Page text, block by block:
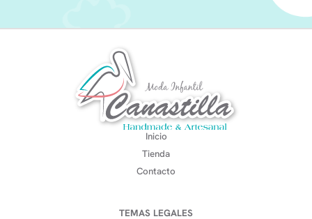
Inicio
Tienda
Contacto
TEMAS LEGALES